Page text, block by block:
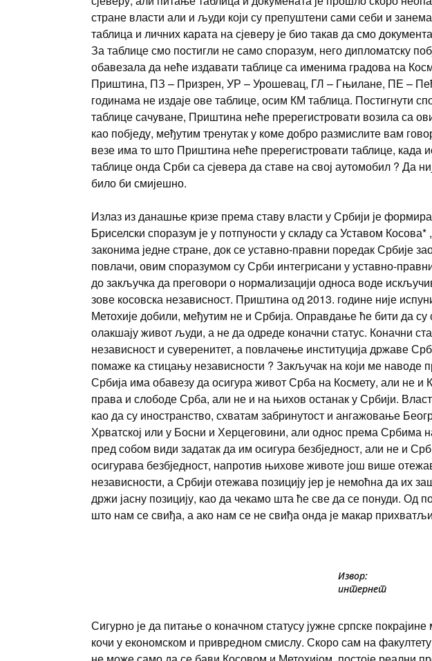
стране власти али и људи који су препуштени сами себи и
таблица и личних карата на сјеверу је био такав да смо
За таблице смо постигли не само споразум, него дипломатску
обавезала да неће издавати таблице са именима градова на
Приштина, ПЗ – Призрен, УР – Урошевац, ГЛ – Гњилане, ПЕ –
годинама не издаје ове таблице, осим КМ таблица. Постигнути
таблице сачуване, Приштина неће пререгистровати возила са
као побједу, међутим тренутак у коме добро размислите вам
везе има то што Приштина неће пререгистровати таблице, када
таблице онда Срби са сјевера да ставе на свој аутомобил ? Да
било би смијешно.
Излаз из данашње кризе према ставу власти у Србији је
Бриселски споразум је у потпуности у складу са Уставом Косова*
законима једне стране, док се уставно-правни поредак Србије
повлачи, овим споразумом су Срби интегрисани у уставно-
до закључка да преговори о нормализацији односа воде
зове косовска независност. Приштина од 2013. године није
Метохије добили, међутим не и Србија. Оправдање ће бити да су
олакшају живот људи, а не да одреде коначни статус. Коначни
независност и суверенитет, а повлачење институција државе
помаже ка стицању независности ? Закључак на који ме наводе
Србија има обавезу да осигура живот Срба на Космету, али не и
права и слободе Срба, али не и на њихов останак у Србији.
као да су иностранство, схватам забринутост и ангажовање
Хрватској или у Босни и Херцеговини, али однос према Србима
пред собом види задатак да им осигура безбједност, али не и
осигурава безбједност, напротив њихове животе још више
независности, а Србији отежава позицију јер је немоћна да их
држи јасну позицију, као да чекамо шта ће све да се понуди. Од
што нам се свиђа, а ако нам се не свиђа онда је макар
Извор:
интернет
Сигурно је да питање о коначном статусу јужне српске
кочи у економском и привредном смислу. Скоро сам на